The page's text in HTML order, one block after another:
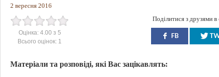
2 вересня 2016
Оцінка: 4.00 з 5
Всього оцінок: 1
Поділитися з друзями
FB
Матеріали та розповіді, які Вас зацікавлять: